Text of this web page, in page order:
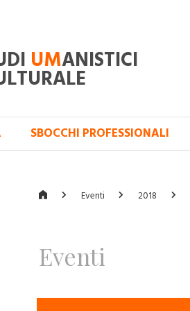
UMANISTICI
SBOCCHI PROFESSIONALI
Eventi 2018
Eventi